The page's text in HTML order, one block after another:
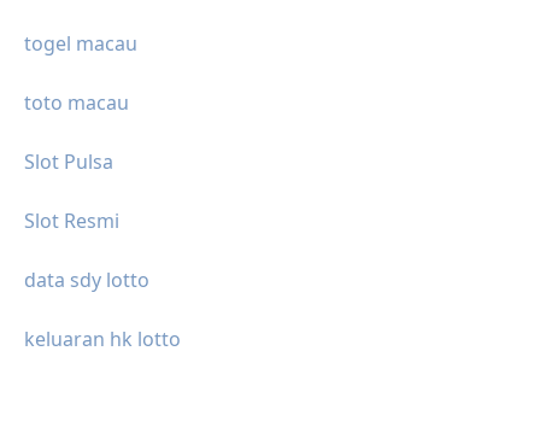
togel macau
toto macau
Slot Pulsa
Slot Resmi
data sdy lotto
keluaran hk lotto